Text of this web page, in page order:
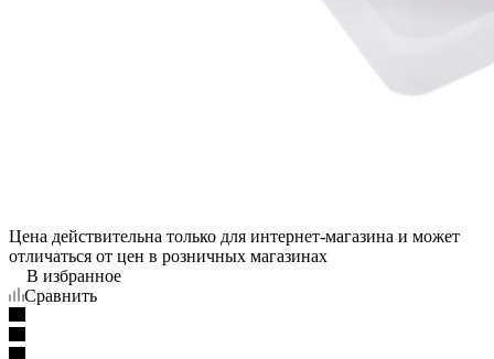
Цена действительна только для интернет-магазина и может
отличаться от цен в розничных магазинах
В избранное
Сравнить